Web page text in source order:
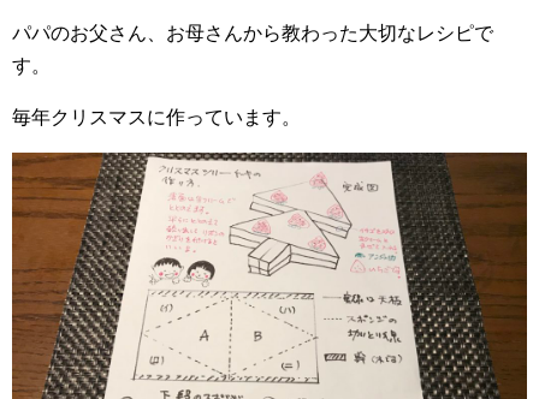
パパのお父さん、お母さんから教わった大切なレシピで
す。
毎年クリスマスに作っています。